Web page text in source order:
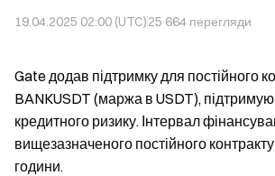
19.04.2025 02:00 (UTC)25 664 перегляди
Gate додав підтримку для постійного
BANKUSDT (маржа в USDT),
кредитного ризику. Інтервал
вищезазначеного постійного
години.